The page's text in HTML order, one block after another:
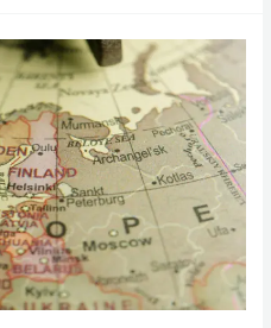
بررسی
جامع
ارزانترین
شهرهای
فنلاند